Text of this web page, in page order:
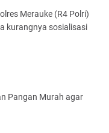
Merauke (R4 Polri)
kurangnya sosialisasi
Pangan Murah agar